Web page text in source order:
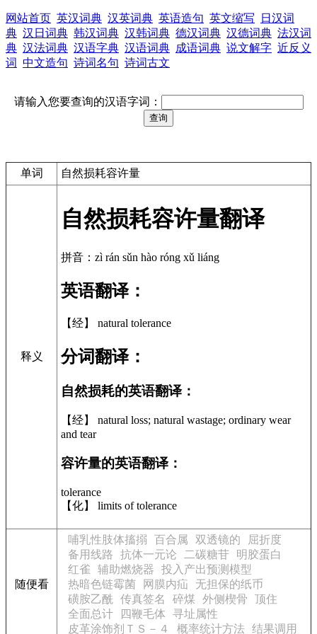
网站首页 英汉词典 汉英词典 英语造句 英文缩写
日汉词
典 汉日词典 韩汉词典 汉韩词典 德汉词典 汉德词典 法汉词
典 汉法词典 汉语字典 汉语词典 成语词典 说文解字 近反义
词 中文造句 诗词名句 诗词古文
请输入您要查询的汉语字词：
单词 自然损耗容许量
释义
自然损耗容许量翻译
拼音：zì rán sǔn hào róng xǔ liáng
英语翻译：
【经】 natural tolerance
分词翻译：
自然损耗的英语翻译：
【经】 natural loss; natural wastage; ordinary wear
and tear
容许量的英语翻译：
tolerance
【化】 limits of tolerance
随便看
哺乳性肢体搐搦 百合属 双透镜的
屈折度
备用线路
抗体一元论 二碳糖苷
明胶蛋白
红雀
辅助燃烧器
投入产出预测模型
热暗色链霉菌
网膜内疝
无担保的纸币
磺胺乙酰 传真签名 碎煤 外侧楔骨
顶住
全面总计
四鞭毛体
寻址属性
皮革涂饰剂ＴＳ－４
概率统计方法 结果调用